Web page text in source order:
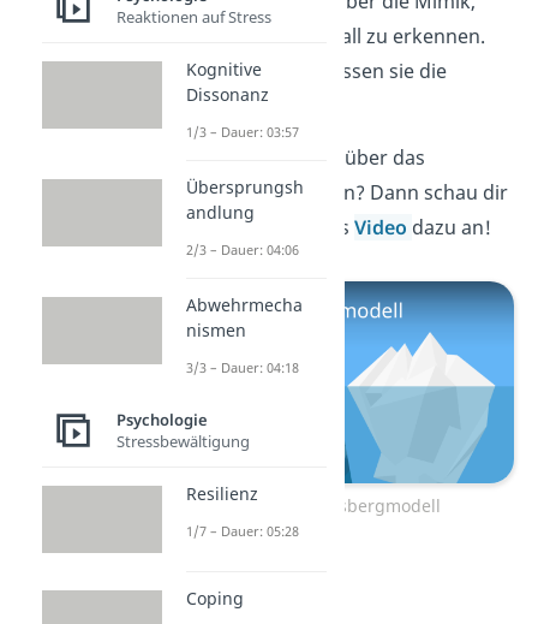
Gestik und den Tonfall zu erkennen.
Gleichzeitig beeinflussen sie die
Kommunikation.
Du willst noch mehr über das
Eisbergmodell wissen? Dann schau dir
jetzt unser separates Video dazu an!
Zum Video: Eisbergmodell
Reaktionen auf Stress
Kognitive
Dissonanz
1/3 – Dauer: 03:57
Übersprungsh
andlung
2/3 – Dauer: 04:06
Abwehrmecha
nismen
3/3 – Dauer: 04:18
Psychologie
Stressbewältigung
Resilienz
1/7 – Dauer: 05:28
Coping